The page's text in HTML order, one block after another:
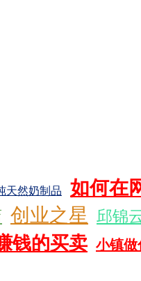
天然奶制品 如何在
创业之星 邱锦
钱的买卖 小镇做